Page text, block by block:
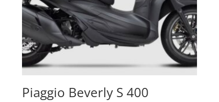
Piaggio Beverly S 400